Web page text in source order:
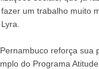
um trabalho muito
reforça sua
do Programa